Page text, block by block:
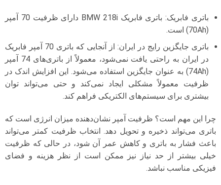
باتری فابریک: باتری فابریک BMW 218i دارای ظرفیت 70 آمپر
(70Ah) است.
باتری جایگزین رایج در ایران: از آنجایی که باتری 70 آمپر فابریک
در ایران به راحتی یافت نمی‌شود، معمولاً از باتری‌های 74 آمپر
(74Ah) به عنوان جایگزین استفاده می‌شود. این افزایش اندک در
ظرفیت معمولاً مشکلی ایجاد نمی‌کند و حتی می‌تواند توان
بیشتری برای سیستم‌های الکتریکی فراهم کند.
چرا این مهم است؟ ظرفیت آمپر نشان‌دهنده میزان انرژی است که
باتری می‌تواند ذخیره و تحویل دهد. انتخاب ظرفیت کمتر می‌تواند
باعث فشار به باتری و کاهش عمر آن شود، در حالی که ظرفیت
خیلی بیشتر از حد نیاز نیز ممکن است از نظر هزینه و فضای
فیزیکی مناسب نباشد.